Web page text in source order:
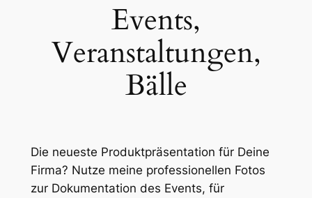
Events,
Veranstaltungen,
Bälle
Die neueste Produktpräsentation für Deine
Firma? Nutze meine professionellen Fotos
zur Dokumentation des Events, für